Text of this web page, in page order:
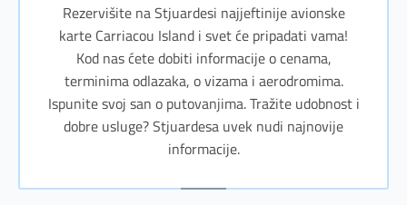
Rezervišite na Stjuardesi najjeftinije avionske
karte Carriacou Island i svet će pripadati vama!
Kod nas ćete dobiti informacije o cenama,
terminima odlazaka, o vizama i aerodromima.
Ispunite svoj san o putovanjima. Tražite udobnost i
dobre usluge? Stjuardesa uvek nudi najnovije
informacije.